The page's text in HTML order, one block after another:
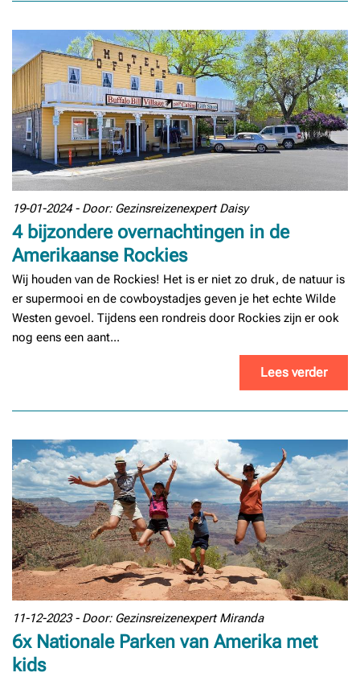
19-01-2024 - Door: Gezinsreizenexpert Daisy
4 bijzondere overnachtingen in de
Amerikaanse Rockies
Wij houden van de Rockies! Het is er niet zo druk, de natuur is
er supermooi en de cowboystadjes geven je het echte Wilde
Westen gevoel. Tijdens een rondreis door Rockies zijn er ook
nog eens een aant...
Lees verder
11-12-2023 - Door: Gezinsreizenexpert Miranda
6x Nationale Parken van Amerika met
kids